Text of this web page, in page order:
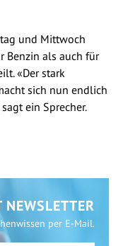
und Mittwoch
Benzin als auch für
«Der stark
sich nun endlich
ein Sprecher.
per E-Mail.